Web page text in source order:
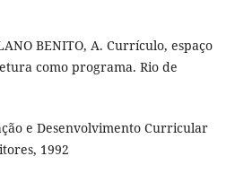
BENITO, A. Currículo, espaço
como programa. Rio de
e Desenvolvimento Curricular
1992